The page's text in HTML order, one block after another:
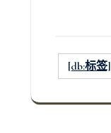
[db:标签]